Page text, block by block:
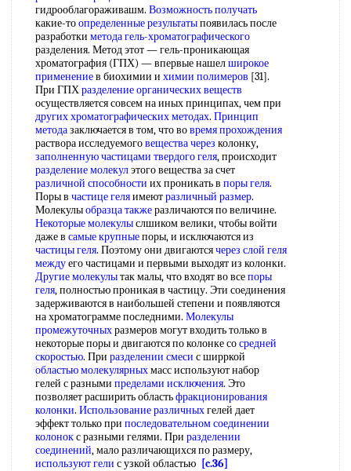
гидрооблагораживашм. Возможность получать
какие-тоопределенные результатыпоявилась после
разработки метода гель-хроматографического
разделения. Метод этот — гель-проникающая
хроматография (ГПХ) — впервые нашелширокое
применениев биохимии и химии полимеров [31].
При ГПХразделение органических веществ
осуществляется совсем на иных принципах, чем при
других хроматографических методах. Принцип
методазаключается в том, что вовремя прохождения
раствора исследуемоговещества через колонку,
заполненную частицами твердого геля, происходит
разделение молекулэтого вещества за счет
различной способности их проникать в поры геля.
Поры в частице геляимеютразличный размер.
Молекулыобразца такжеразличаются по величине.
Некоторые молекулыслшиком велики, чтобы войти
даже в самые крупныепоры, и исключаются из
частицы геля. Поэтому они двигаютсячерез слой геля
междуего частицами и первыми выходят из колонки.
Другие молекулытак малы, что входят во всепоры
геля, полностью проникая в частицу. Эти соединения
задерживаются в наибольшей степени и появляются
на хроматограмме последними. Молекулы
промежуточныхразмеров могут входить только в
некоторые поры и двигаются по колонке сосредней
скоростью. При разделении смеси с ширркой
областью молекулярныхмасс используют набор
гелей с разными пределами исключения. Это
позволяет расширить областьфракционирования
колонки. Использование различныхгелей дает
эффект только при последовательном соединении
колонокс разными гелями. При разделении
соединений, мало различающихся по размеру,
используют гели с узкой областью [c.36]